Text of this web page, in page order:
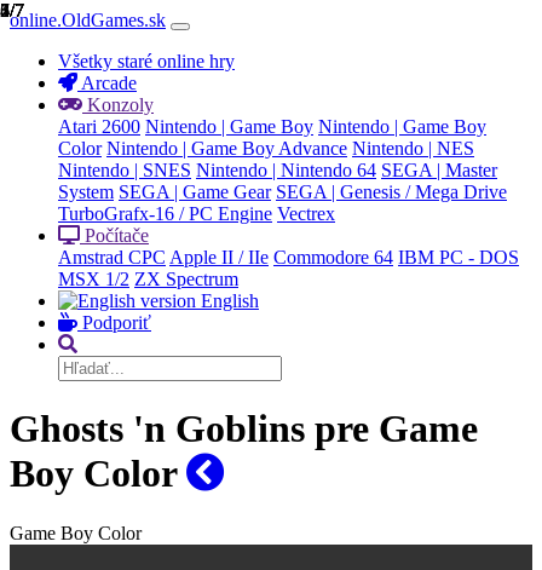
online.OldGames.sk
Všetky staré online hry
Arcade
Konzoly
Atari 2600 Nintendo | Game Boy Nintendo | Game Boy
Color Nintendo | Game Boy Advance Nintendo | NES
Nintendo | SNES Nintendo | Nintendo 64 SEGA | Master
System SEGA | Game Gear SEGA | Genesis / Mega Drive
TurboGrafx-16 / PC Engine Vectrex
Počítače
Amstrad CPC Apple II / IIe Commodore 64 IBM PC - DOS
MSX 1/2 ZX Spectrum
English
Podporiť
Ghosts 'n Goblins pre Game
Boy Color
Game Boy Color
1/7
2/7
3/7
4/7
5/7
6/7
7/7